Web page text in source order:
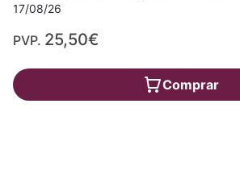
17/08/26
PVP. 25,50€
Comprar